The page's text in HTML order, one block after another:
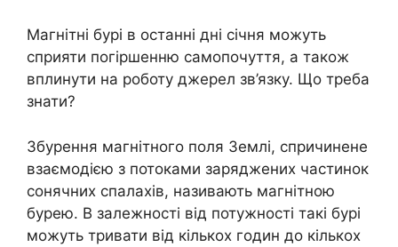
Магнітні бурі в останні дні січня можуть
сприяти погіршенню самопочуття, а також
вплинути на роботу джерел зв’язку. Що треба
знати?
Збурення магнітного поля Землі, спричинене
взаємодією з потоками заряджених частинок
сонячних спалахів, називають магнітною
бурею. В залежності від потужності такі бурі
можуть тривати від кількох годин до кількох